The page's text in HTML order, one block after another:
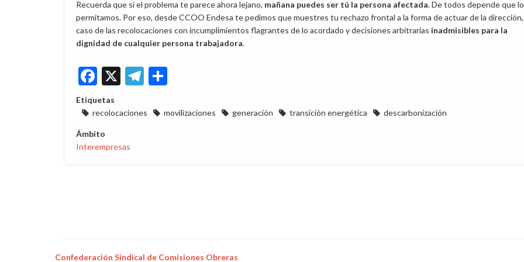
Recuerda que si el problema te parece ahora lejano, mañana puedes ser tú la persona afectada. De todos depende que lo
permitamos. Por eso, desde CCOO Endesa te pedimos que muestres tu rechazo frontal a la forma de actuar de la
caso de las recolocaciones con incumplimientos flagrantes de lo acordado y decisiones arbitrarias inadmisibles para la
dignidad de cualquier persona trabajadora.
Facebook
X Telegram
Etiquetas
recolocaciones
movilizaciones generación transición energética descarbonización
Ámbito
Interempresas
Confederación Sindical de Comisiones Obreras